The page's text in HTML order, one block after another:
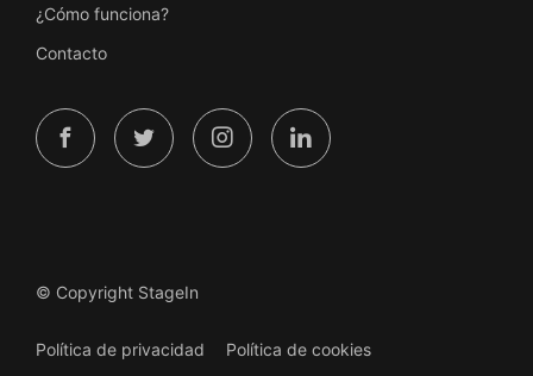
¿Cómo funciona?
Contacto
© Copyright StageIn
Política de privacidad
Política de cookies